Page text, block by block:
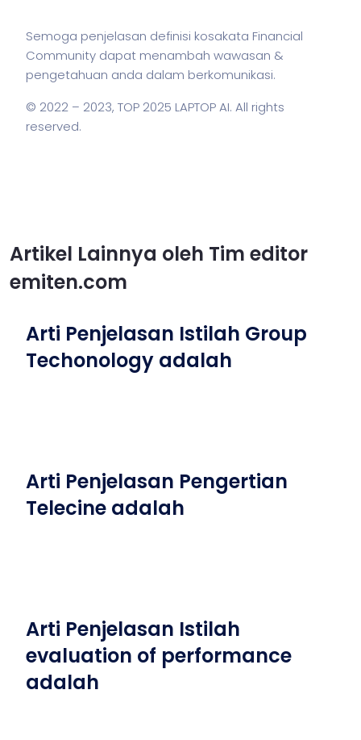
Semoga penjelasan definisi kosakata Financial
Community dapat menambah wawasan &
pengetahuan anda dalam berkomunikasi.
© 2022 – 2023, TOP 2025 LAPTOP AI. All rights
reserved.
Artikel Lainnya oleh Tim editor
emiten.com
Arti Penjelasan Istilah Group
Techonology adalah
Arti Penjelasan Pengertian
Telecine adalah
Arti Penjelasan Istilah
evaluation of performance
adalah